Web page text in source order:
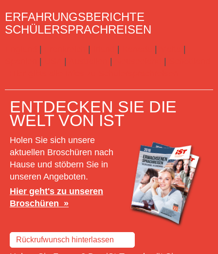
ERFAHRUNGSBERICHTE
SCHÜLERSPRACHREISEN
| | | |
|
| | | |
ENTDECKEN SIE DIE
WELT VON IST
Holen Sie sich unsere
aktuellen Broschüren nach
Hause und stöbern Sie in
unseren Angeboten.
Hier geht's zu unseren
Broschüren
Rückrufwunsch hinterlassen